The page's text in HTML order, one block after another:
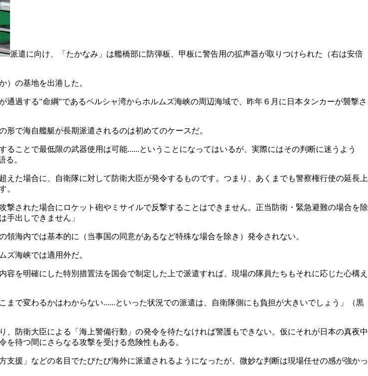
派遣に向け、「たかなみ」は艦橋部に防弾板、甲板に警告用の拡声器が取りつけられた（右は安倍
）の基地を出港した。
過する"命綱"であるペルシャ湾からホルムズ海峡の周辺海域で、昨年６月に日本タンカーが襲撃さ
で海自艦艇が長期派遣されるのは初めてのケースだ。
ことで最低限の武器使用は可能......ということになってはいるが、実際にはその判断に迷うよう
る。
た場合に、自衛隊に対して防衛大臣が発令するものです。つまり、あくまでも警察権行使の延長上
。
された場合にロケット砲やミサイルで反撃することはできません。正当防衛・緊急避難の場合を除
手出しできません」
海内では基本的に（当事国の同意があるなど特殊な場合を除き）発令されない。
ズ海峡では適用外だ。
を明確にした特別措置法を国会で制定した上で派遣すれば、現場の隊員たちもそれに応じた心構え
で変わるかはわからない......といった状況での派遣は、自衛隊側にも負担が大きいでしょう」（黒
防衛大臣による「海上警備行動」の発令を待たなければ警護もできない。仮にそれが日本の真夜中
待つ間にさらなる攻撃を受ける危険性もある。
援」などの名目でたびたび海外に派遣されるようになったが、微妙な判断は現場任せの感が強かっ